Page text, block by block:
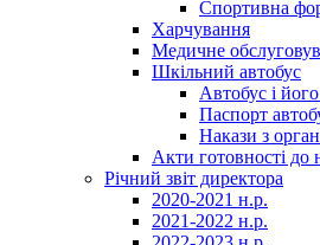
Спортивна
Харчування
Медичне
Шкільний автобус
Автобус і
Паспорт
Накази з
Акти готовності до
Річний звіт директора
2020-2021 н.р.
2021-2022 н.р.